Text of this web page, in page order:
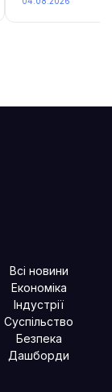
Всі новини
Економіка
Індустрії
Суспільство
Безпека
Дашборди